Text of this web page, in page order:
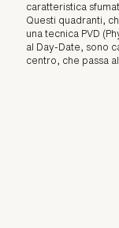
caratteristica
Questi quadranti,
una tecnica PVD
al Day-Date, sono
centro, che passa